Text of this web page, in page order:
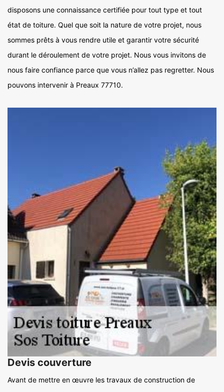
disposons une connaissance certifiée pour tout type et tout
état de toiture. Quel que soit la nature de votre projet, nous
sommes prêts à vous rendre utile et garantir votre sécurité
durant le déroulement de votre projet. Nous vous invitons de
nous faire confiance parce que vous n’allez pas regretter. Nous
pouvons intervenir à Preaux 77710.
Devis couverture
Avant de mettre en œuvre les travaux de construction de